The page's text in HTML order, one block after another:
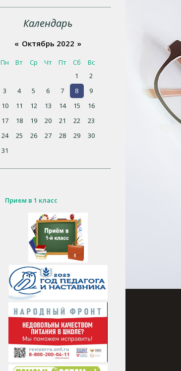
Календарь
« Октябрь 2022 »
Пн Вт Ср Чт Пт Сб
Вс
1
2
3
4 5 6 7 8
9
10
11 12 13 14 15
16
17
18 19 20 21 22
23
24
25 26 27 28 29
30
31
Прием в 1 класс